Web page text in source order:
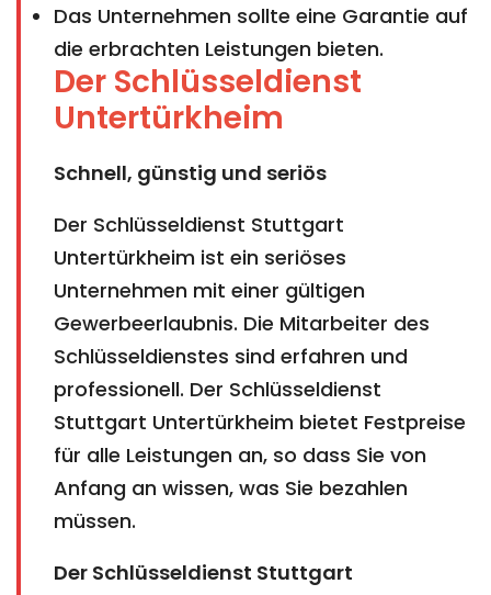
Das Unternehmen sollte eine Garantie auf
die erbrachten Leistungen bieten.
Der Schlüsseldienst
Untertürkheim
Schnell, günstig und seriös
Der Schlüsseldienst Stuttgart
Untertürkheim ist ein seriöses
Unternehmen mit einer gültigen
Gewerbeerlaubnis. Die Mitarbeiter des
Schlüsseldienstes sind erfahren und
professionell. Der Schlüsseldienst
Stuttgart Untertürkheim bietet Festpreise
für alle Leistungen an, so dass Sie von
Anfang an wissen, was Sie bezahlen
müssen.
Der Schlüsseldienst Stuttgart